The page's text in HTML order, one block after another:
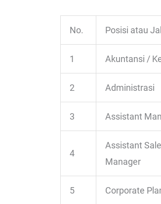
No. Posisi atau
1 Akuntansi /
2 Administrasi
3 Assistant
4
Assistant
Manager
5 Corporate